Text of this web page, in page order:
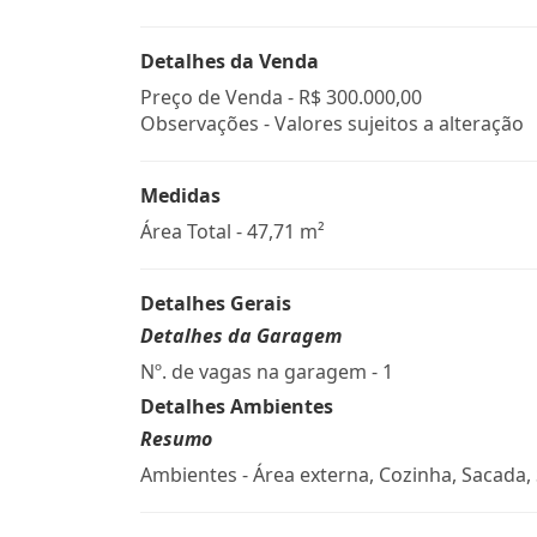
Detalhes da Venda
Preço de Venda - R$ 300.000,00
Observações - Valores sujeitos a alteração
Medidas
Área Total - 47,71 m²
Detalhes Gerais
Detalhes da Garagem
Nº. de vagas na garagem - 1
Detalhes Ambientes
Resumo
Ambientes - Área externa, Cozinha, Sacada,